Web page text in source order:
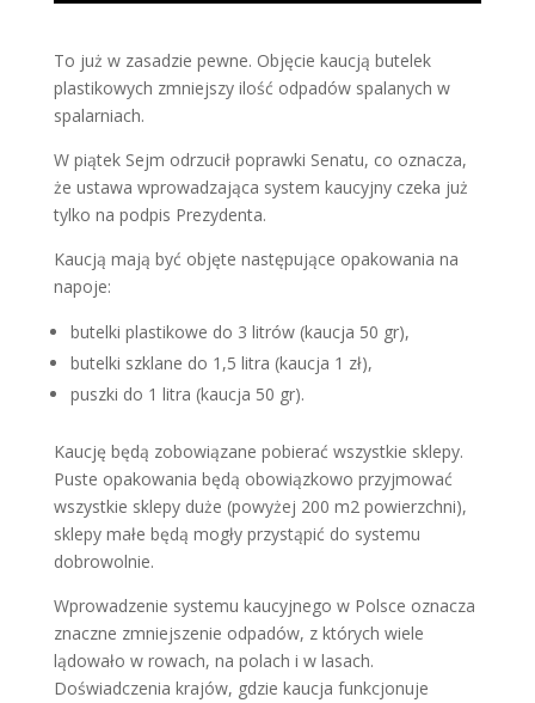
To już w zasadzie pewne. Objęcie kaucją butelek
plastikowych zmniejszy ilość odpadów spalanych w
spalarniach.
W piątek Sejm odrzucił poprawki Senatu, co oznacza,
że ustawa wprowadzająca system kaucyjny czeka już
tylko na podpis Prezydenta.
Kaucją mają być objęte następujące opakowania na
napoje:
butelki plastikowe do 3 litrów (kaucja 50 gr),
butelki szklane do 1,5 litra (kaucja 1 zł),
puszki do 1 litra (kaucja 50 gr).
Kaucję będą zobowiązane pobierać wszystkie sklepy.
Puste opakowania będą obowiązkowo przyjmować
wszystkie sklepy duże (powyżej 200 m2 powierzchni),
sklepy małe będą mogły przystąpić do systemu
dobrowolnie.
Wprowadzenie systemu kaucyjnego w Polsce oznacza
znaczne zmniejszenie odpadów, z których wiele
lądowało w rowach, na polach i w lasach.
Doświadczenia krajów, gdzie kaucja funkcjonuje